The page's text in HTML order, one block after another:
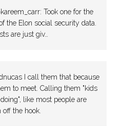
Took one for the
the Elon social security data.
are just giv…
I call them that because
to meet. Calling them "kids
like most people are
the hook.